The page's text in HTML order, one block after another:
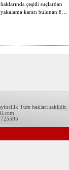
haklarında çeşitli suçlardan
yakalama kararı bulunan 8…
Tum haklari saklidir.